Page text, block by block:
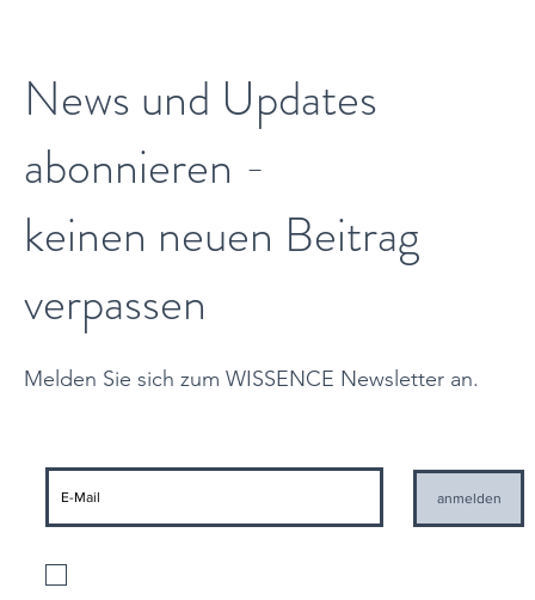
News und Updates
abonnieren -
keinen neuen Beitrag
verpassen
Melden Sie sich zum WISSENCE Newsletter an.
anmelden